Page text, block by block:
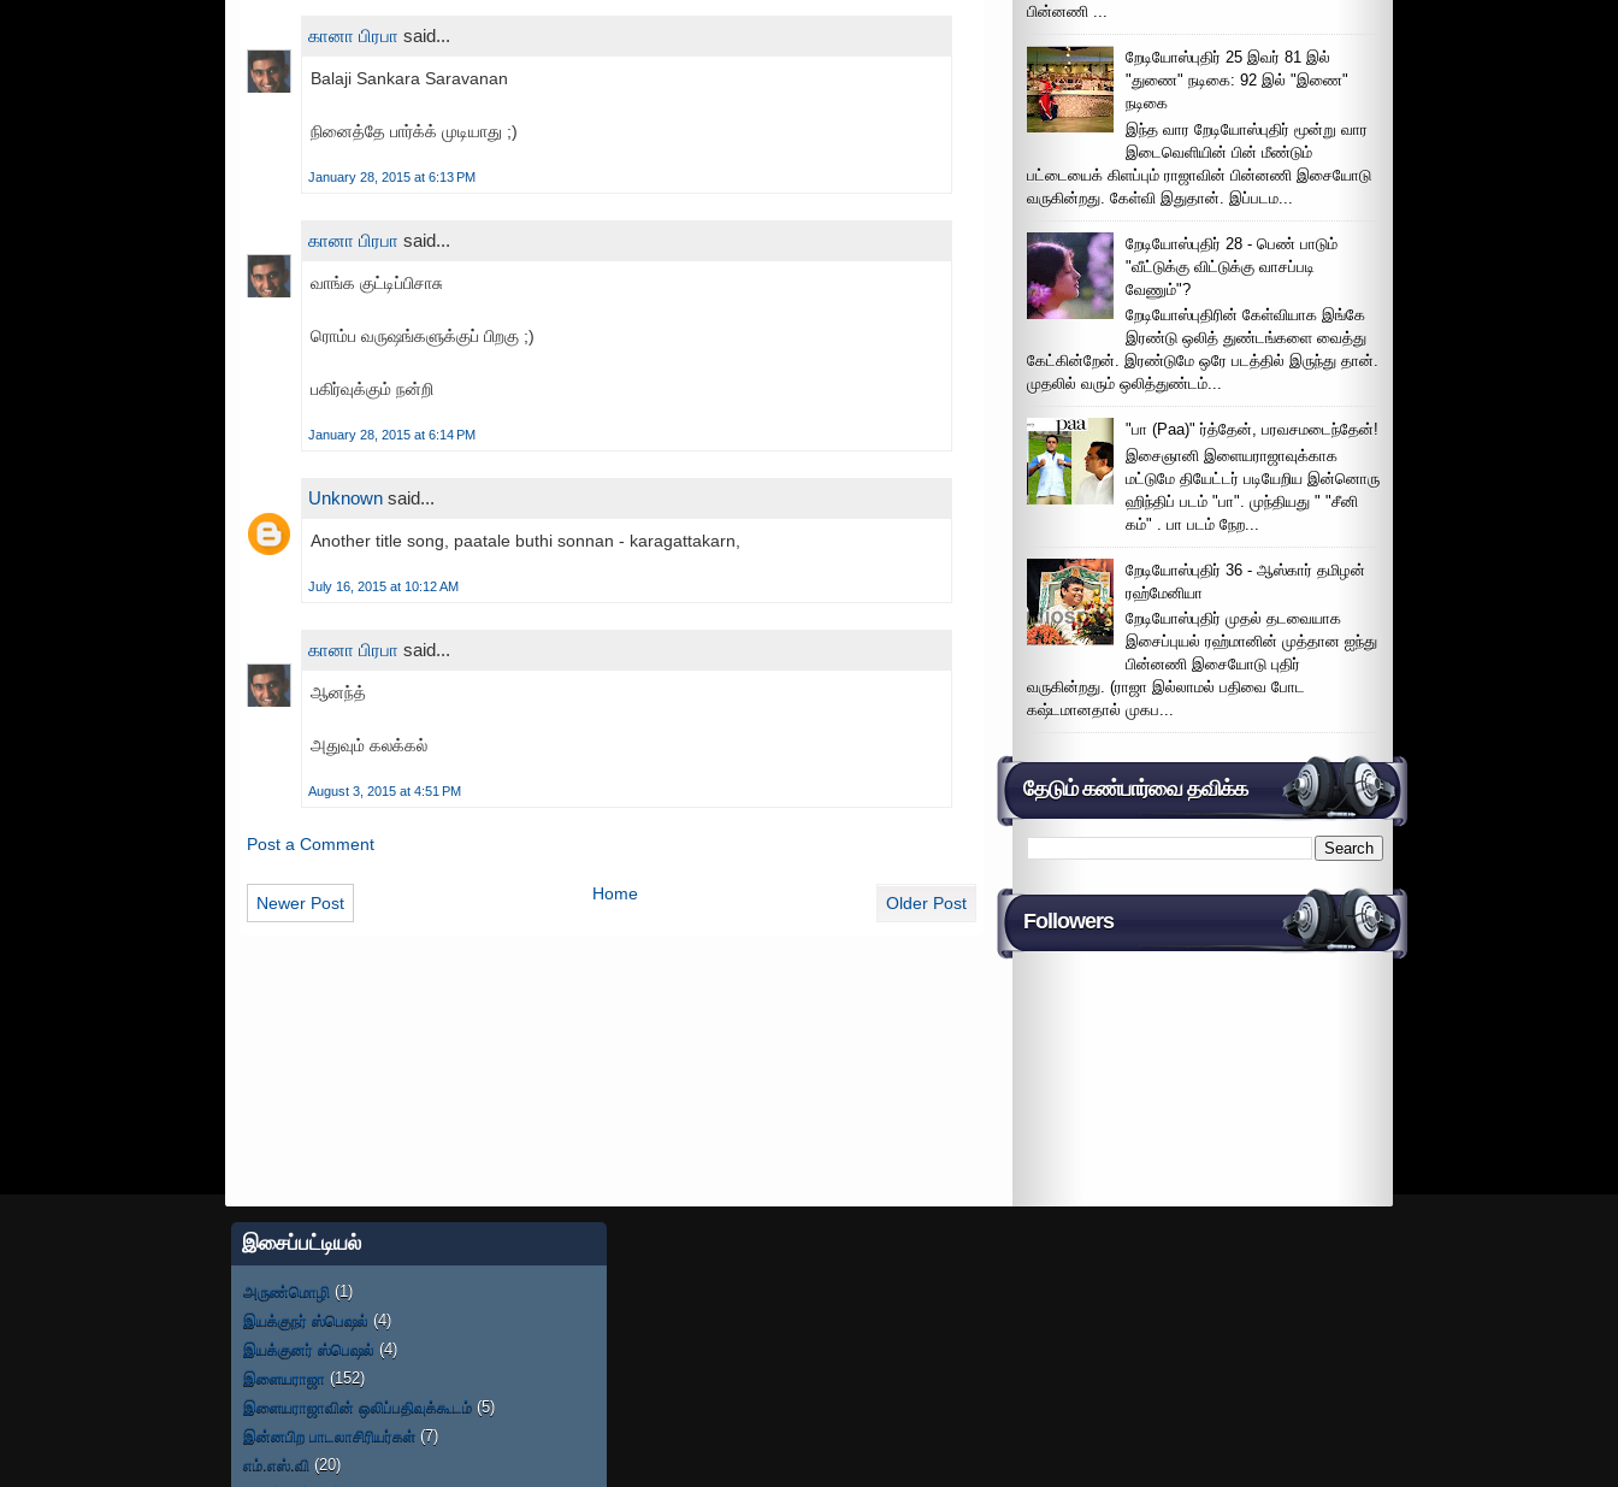
கானா பிரபா said...
Balaji Sankara Saravanan
நினைத்தே பார்க்க் முடியாது ;)
January 28, 2015 at 6:13 PM
கானா பிரபா said...
வாங்க குட்டிப்பிசாசு
ரொம்ப வருஷங்களுக்குப் பிறகு ;)
பகிர்வுக்கும் நன்றி
January 28, 2015 at 6:14 PM
Unknown said...
Another title song, paatale buthi sonnan - karagattakarn,
July 16, 2015 at 10:12 AM
கானா பிரபா said...
ஆனந்த்
அதுவும் கலக்கல்
August 3, 2015 at 4:51 PM
Post a Comment
Newer Post Older Post
Home
பின்னணி ...
றேடியோஸ்புதிர் 25 இவர் 81 இல்
"துணை" நடிகை: 92 இல் "இணை"
நடிகை
இந்த வார றேடியோஸ்புதிர் மூன்று வார
இடைவெளியின் பின் மீண்டும்
பட்டையைக் கிளப்பும் ராஜாவின் பின்னணி இசையோடு
வருகின்றது. கேள்வி இதுதான். இப்படம...
றேடியோஸ்புதிர் 28 - பெண் பாடும்
"வீட்டுக்கு விட்டுக்கு வாசப்படி
வேணும்"?
றேடியோஸ்புதிரின் கேள்வியாக இங்கே
இரண்டு ஒலித் துண்டங்களை வைத்து
கேட்கின்றேன். இரண்டுமே ஒரே படத்தில் இருந்து தான்.
முதலில் வரும் ஒலித்துண்டம்...
"பா (Paa)" ர்த்தேன், பரவசமடைந்தேன்!
இசைஞானி இளையராஜாவுக்காக
மட்டுமே தியேட்டர் படியேறிய இன்னொரு
ஹிந்திப் படம் "பா". முந்தியது " "சீனி
கம்" . பா படம் நேற...
றேடியோஸ்புதிர் 36 - ஆஸ்கார் தமிழன்
ரஹ்மேனியா
றேடியோஸ்புதிர் முதல் தடவையாக
இசைப்புயல் ரஹ்மானின் முத்தான ஐந்து
பின்னணி இசையோடு புதிர்
வருகின்றது. (ராஜா இல்லாமல் பதிவை போட
கஷ்டமானதால் முகப...
தேடும் கண்பார்வை தவிக்க
Followers
இசைப்பட்டியல்
அருண்மொழி (1)
இயக்குநர் ஸ்பெஷல் (4)
இயக்குனர் ஸ்பெஷல் (4)
இளையராஜா (152)
இளையராஜாவின் ஒலிப்பதிவுக்கூடம் (5)
இன்னபிற பாடலாசிரியர்கள் (7)
எம்.எஸ்.வி (20)